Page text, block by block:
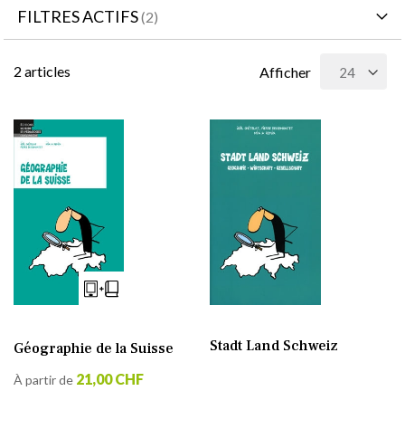
2 articles Afficher
Géographie de la Suisse
À partir de 21,00 CHF
Stadt Land Schweiz
FILTRES ACTIFS